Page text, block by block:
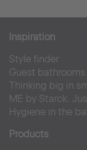
Inspiration
Style finder
Guest bathrooms
Thinking big in
ME by Starck.
Hygiene in the
Products